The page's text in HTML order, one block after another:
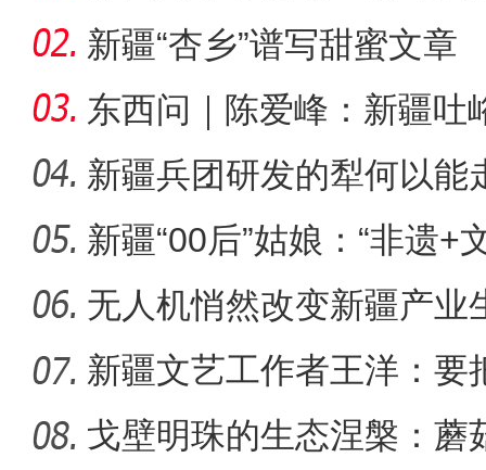
新疆石河子：打造“空中丝
新疆“杏乡”谱写甜蜜文章
东西问｜陈爱峰：新疆吐
汇见证
新疆兵团研发的犁何以能
新疆“00后”姑娘：“非遗+
无人机悄然改变新疆产业
新疆文艺工作者王洋：要
多人听
戈壁明珠的生态涅槃：蘑